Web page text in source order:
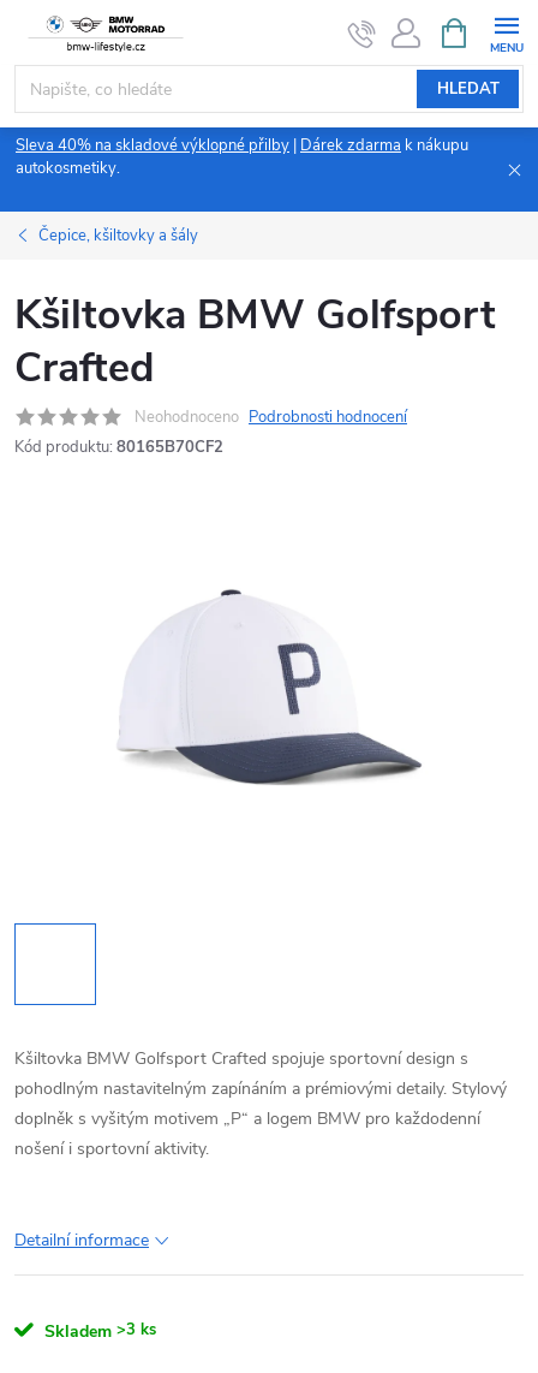
obsah
HLEDAT
NÁKUPNÍ
KOŠÍK
Sleva 40% na skladové výklopné přilby Dárek zdarma k nákupu
autokosmetiky.
Čepice, kšiltovky a šály
Kšiltovka BMW Golfsport
Crafted
Neohodnoceno Podrobnosti hodnocení
Kód produktu: 80165B70CF2
Kšiltovka BMW Golfsport Crafted spojuje sportovní design s
pohodlným nastavitelným zapínáním a prémiovými detaily. Stylový
doplněk s vyšitým motivem „P“ a logem BMW pro každodenní
nošení i sportovní aktivity.
Detailní informace
Skladem >3 ks